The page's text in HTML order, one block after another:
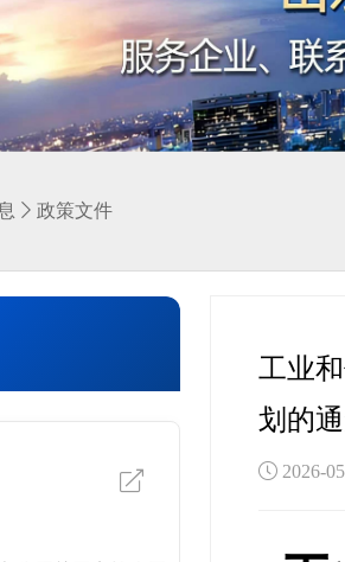
政策文件
工业
划的
2026-